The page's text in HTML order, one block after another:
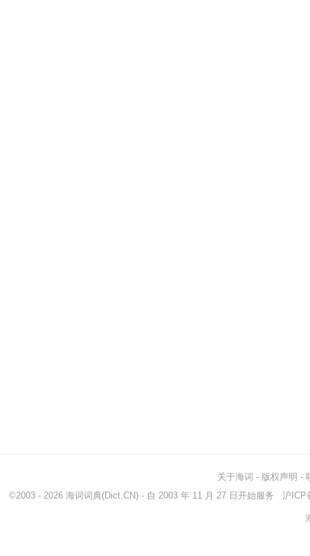
关于海词 - 版权声明 -
©2003 - 2026 海词词典(Dict.CN) - 自 2003 年 11 月 27 日开始服务 沪ICP